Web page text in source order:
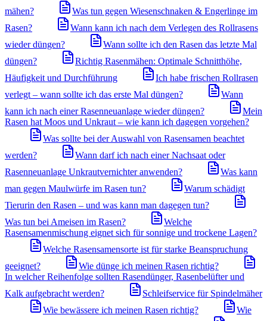
mähen?
Was tun gegen Wiesenschnaken & Engerlinge im
Rasen?
Wann kann ich nach dem Verlegen des Rollrasens
wieder düngen?
Wann sollte ich den Rasen das letzte Mal
düngen?
Richtig Rasenmähen: Optimale Schnitthöhe,
Häufigkeit und Durchführung
Ich habe frischen Rollrasen
verlegt – wann sollte ich das erste Mal düngen?
Wann
kann ich nach einer Rasenneuanlage wieder düngen?
Mein
Rasen hat Moos und Unkraut – wie kann ich dagegen vorgehen?
Was sollte bei der Auswahl von Rasensamen beachtet
werden?
Wann darf ich nach einer Nachsaat oder
Rasenneuanlage Unkrautvernichter anwenden?
Was kann
man gegen Maulwürfe im Rasen tun?
Warum schädigt
Tierurin den Rasen – und was kann man dagegen tun?
Was tun bei Ameisen im Rasen?
Welche
Rasensamenmischung eignet sich für sonnige und trockene Lagen?
Welche Rasensamensorte ist für starke Beanspruchung
geeignet?
Wie dünge ich meinen Rasen richtig?
In welcher Reihenfolge sollten Rasendünger, Rasenbelüfter und
Kalk aufgebracht werden?
Schleifservice für Spindelmäher
Wie bewässere ich meinen Rasen richtig?
Wie